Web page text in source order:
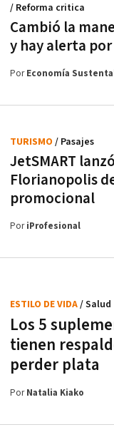
Cambió la
y hay alerta
/ Reforma critica
PorEconomía
JetSMART
Florianopolis
promocional
TURISMO / Pasajes
PoriProfesional
Los 5
tienen
perder plata
ESTILO DE VIDA/ Salud
PorNatalia Kiako